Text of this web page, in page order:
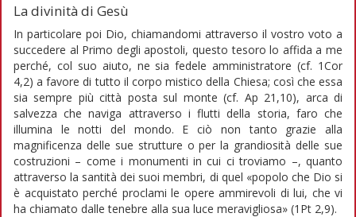
La divinità di Gesù
In particolare poi Dio, chiamandomi attraverso il vostro voto a
succedere al Primo degli apostoli, questo tesoro lo affida a me
perché, col suo aiuto, ne sia fedele amministratore (cf. 1Cor
4,2) a favore di tutto il corpo mistico della Chiesa; così che essa
sia sempre più città posta sul monte (cf. Ap 21,10), arca di
salvezza che naviga attraverso i flutti della storia, faro che
illumina le notti del mondo. E ciò non tanto grazie alla
magnificenza delle sue strutture o per la grandiosità delle sue
costruzioni – come i monumenti in cui ci troviamo –, quanto
attraverso la santità dei suoi membri, di quel «popolo che Dio si
è acquistato perché proclami le opere ammirevoli di lui, che vi
ha chiamato dalle tenebre alla sua luce meravigliosa» (1Pt 2,9).